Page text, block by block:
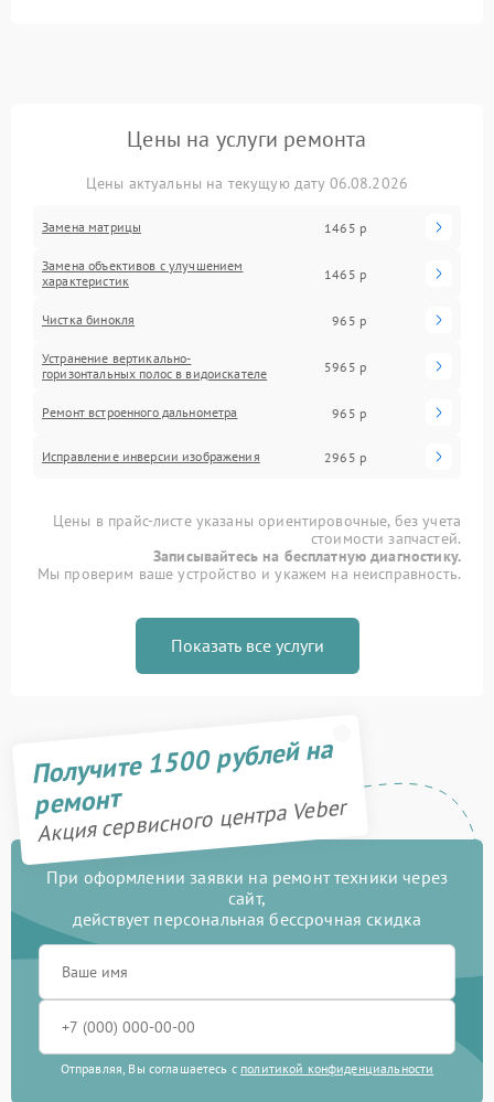
Цены на услуги ремонта
Цены актуальны на текущую дату 06.08.2026
Замена матрицы 1465 р
Замена объективов с улучшением
характеристик
1465 р
Чистка бинокля 965 р
Устранение вертикально-
горизонтальных полос в видоискателе
5965 р
Ремонт встроенного дальнометра 965 р
Исправление инверсии изображения 2965 р
Цены в прайс-листе указаны ориентировочные, без учета
стоимости запчастей.
Записывайтесь на бесплатную диагностику.
Мы проверим ваше устройство и укажем на неисправность.
Показать все услуги
Получите 1500 рублей на
ремонт
Акция сервисного центра Veber
При оформлении заявки на ремонт техники через
сайт,
действует персональная бессрочная скидка
Отправляя, Вы соглашаетесь с политикой конфиденциальности